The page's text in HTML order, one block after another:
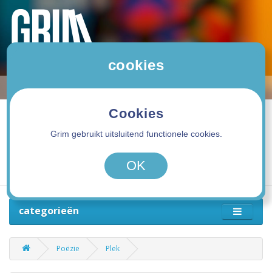
0 product(en) - 0,00€
categorieën
Poëzie Plek
cookies
Cookies
Grim gebruikt uitsluitend functionele cookies.
OK